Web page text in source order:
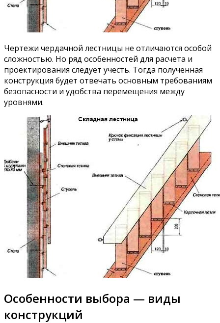
Чертежи чердачной лестницы не отличаются особой
сложностью. Но ряд особенностей для расчета и
проектирования следует учесть. Тогда полученная
конструкция будет отвечать основным требованиям
безопасности и удобства перемещения между
уровнями.
Особенности выбора — виды
конструкций